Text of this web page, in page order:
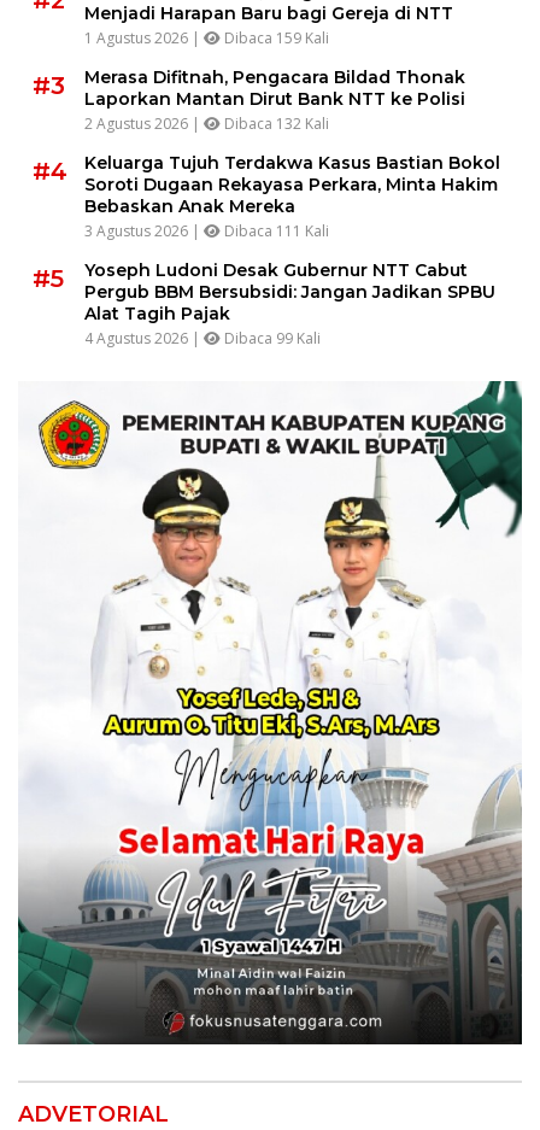
Menjadi Harapan Baru bagi Gereja di NTT
1 Agustus 2026 | Dibaca 159 Kali
#3
Merasa Difitnah, Pengacara Bildad Thonak
Laporkan Mantan Dirut Bank NTT ke Polisi
2 Agustus 2026 | Dibaca 132 Kali
#4
Keluarga Tujuh Terdakwa Kasus Bastian Bokol
Soroti Dugaan Rekayasa Perkara, Minta Hakim
Bebaskan Anak Mereka
3 Agustus 2026 | Dibaca 111 Kali
#5
Yoseph Ludoni Desak Gubernur NTT Cabut
Pergub BBM Bersubsidi: Jangan Jadikan SPBU
Alat Tagih Pajak
4 Agustus 2026 | Dibaca 99 Kali
ADVETORIAL